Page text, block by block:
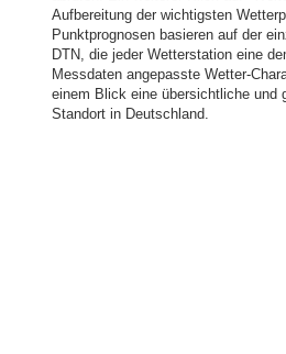
Aufbereitung der wichtigsten
Punktprognosen basieren auf der
DTN, die jeder Wetterstation eine
Messdaten angepasste Wetter-
einem Blick eine übersichtliche und
Standort in Deutschland.